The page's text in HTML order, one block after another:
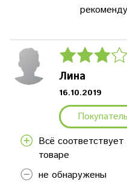
Лина
16.10.2019
Покупатель
Всё
товаре
не обнаружены